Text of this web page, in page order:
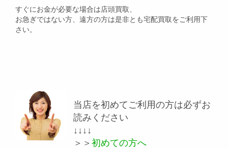
すぐにお金が必要な場合は店頭買取、
お急ぎではない方、遠方の方は是非とも宅配買取をご利用下
さい。
当店を初めてご利用の方は必ずお
読みください
↓↓↓↓
＞＞ 初めての方へ